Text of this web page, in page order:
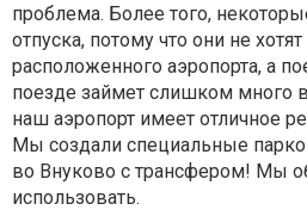
проблема. Более того,
отпуска, потому что они не
расположенного аэропорта, а
поезде займет слишком много
наш аэропорт имеет отличное
Мы создали специальные
во Внуково с трансфером! Мы
использовать.